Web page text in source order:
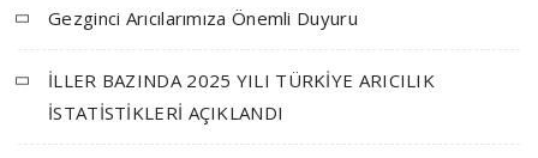
Gezginci Arıcılarımıza Önemli Duyuru
İLLER BAZINDA 2025 YILI TÜRKİYE ARICILIK
İSTATİSTİKLERİ AÇIKLANDI